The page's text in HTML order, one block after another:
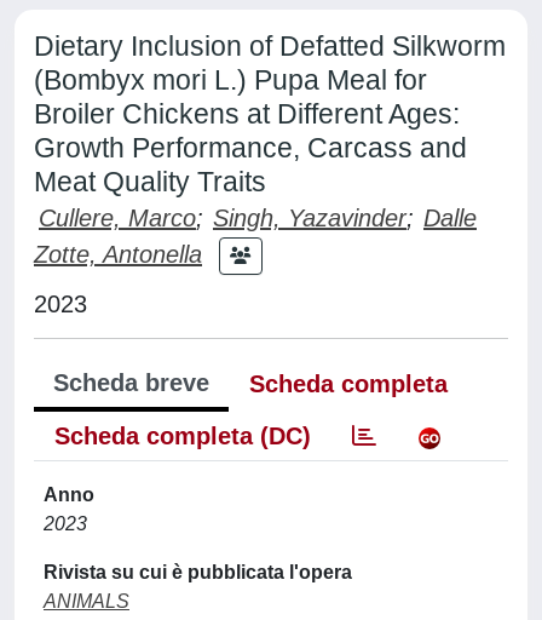
Dietary Inclusion of Defatted Silkworm
(Bombyx mori L.) Pupa Meal for
Broiler Chickens at Different Ages:
Growth Performance, Carcass and
Meat Quality Traits
Cullere, Marco; Singh, Yazavinder; Dalle
Zotte, Antonella
2023
Scheda breve
Scheda completa
Scheda completa (DC)
Anno
2023
Rivista su cui è pubblicata l'opera
ANIMALS